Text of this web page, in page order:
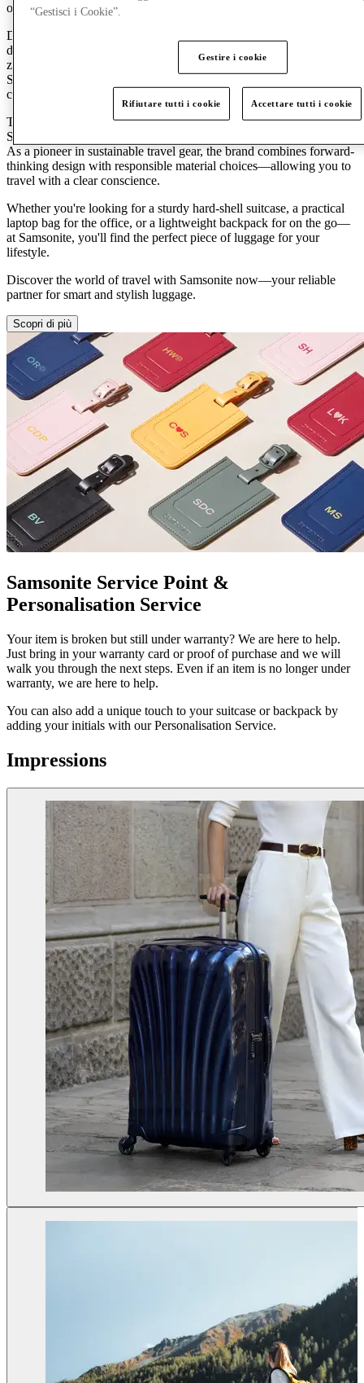
oltre un secolo.
Dal 1910, il nome Samsonite rappresenta innovazione, qualità e
durata. Con un'ampia gamma di
zaini da viaggio, bagagli per bambini e accessori da
Samsonite offre la soluzione perfetta per ogni viaggio—sia di lavoro
che di svago.
Thanks to continuous research and technological advancements,
Samsonite consistently sets new standards in the luggage industry.
As a pioneer in sustainable travel gear, the brand combines forward-
thinking design with responsible material choices—allowing you to
travel with a clear conscience.
Whether you're looking for a sturdy hard-shell suitcase, a practical
laptop bag for the office, or a lightweight backpack for on the go—
at Samsonite, you'll find the perfect piece of luggage for your
lifestyle.
Discover the world of travel with Samsonite now—your reliable
partner for smart and stylish luggage.
Scopri di più
Samsonite Service Point &
Personalisation Service
Your item is broken but still under warranty? We are here to help.
Just bring in your warranty card or proof of purchase and we will
walk you through the next steps. Even if an item is no longer under
warranty, we are here to help.
You can also add a unique touch to your suitcase or backpack by
adding your initials with our Personalisation Service.
Impressions
“Gestisci i Cookie”.
Gestire i cookie
Rifiutare tutti i cookie Accettare tutti i cookie